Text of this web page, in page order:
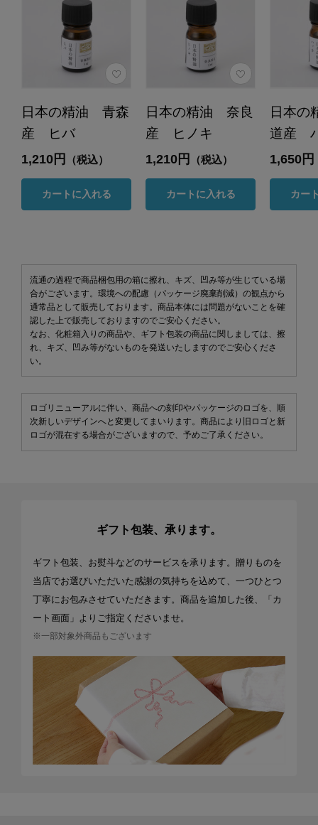
日本の精油 青森
産 ヒバ
1,210円 （税込）
カートに入れる
日本の精油 奈良
産 ヒノキ
1,210円 （税込）
カートに入れる
日本
道産
1,650円
カー
流通の過程で商品梱包用の箱に擦れ、キズ、凹み等が生じている場
合がございます。環境への配慮（パッケージ廃棄削減）の観点から
通常品として販売しております。商品本体には問題がないことを確
認した上で販売しておりますのでご安心ください。
なお、化粧箱入りの商品や、ギフト包装の商品に関しましては、擦
れ、キズ、凹み等がないものを発送いたしますのでご安心くださ
い。
ロゴリニューアルに伴い、商品への刻印やパッケージのロゴを、順
次新しいデザインへと変更してまいります。商品により旧ロゴと新
ロゴが混在する場合がございますので、予めご了承ください。
ギフト包装、承ります。
ギフト包装、お熨斗などのサービスを承ります。贈りものを
当店でお選びいただいた感謝の気持ちを込めて、一つひとつ
丁寧にお包みさせていただきます。商品を追加した後、「カ
ート画面」よりご指定くださいませ。
※一部対象外商品もございます